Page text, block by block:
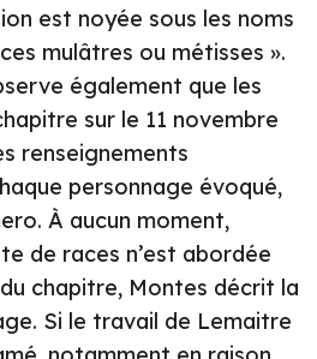
est noyée sous les noms
mulâtres ou métisses ».
également que les
sur le 11 novembre
renseignements
personnage évoqué,
À aucun moment,
de races n’est abordée
chapitre, Montes décrit la
Si le travail de Lemaitre